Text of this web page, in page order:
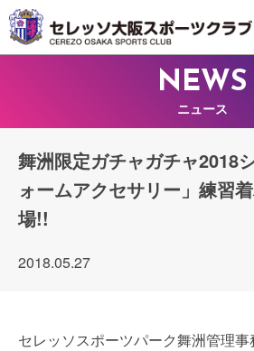
NEWS
ニュース
舞洲限定ガチャガチャ2018
ォームアクセサリー」練習
場!!
2018.05.27
セレッソスポーツパーク舞洲管理